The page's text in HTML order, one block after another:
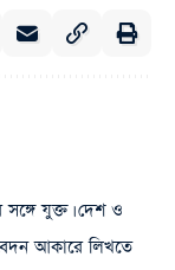
সঙ্গে যুক্ত। দেশ ও
আকারে লিখতে